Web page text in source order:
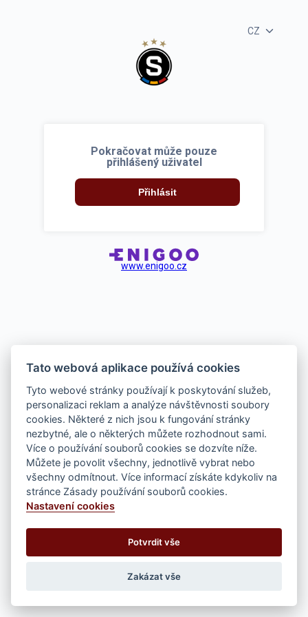
CZ
Pokračovat může pouze
přihlášený uživatel
Přihlásit
www.enigoo.cz
Tato webová aplikace používá cookies
Tyto webové stránky používají k poskytování služeb,
personalizaci reklam a analýze návštěvnosti soubory
cookies. Některé z nich jsou k fungování stránky
nezbytné, ale o některých můžete rozhodnout sami.
Více o používání souborů cookies se dozvíte níže.
Můžete je povolit všechny, jednotlivě vybrat nebo
všechny odmítnout. Více informací získáte kdykoliv na
stránce Zásady používání souborů cookies.
Nastavení cookies
Potvrdit vše
Zakázat vše